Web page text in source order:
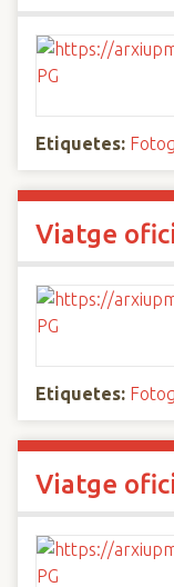
Etiquetes:
Viatge
Etiquetes:
Viatge